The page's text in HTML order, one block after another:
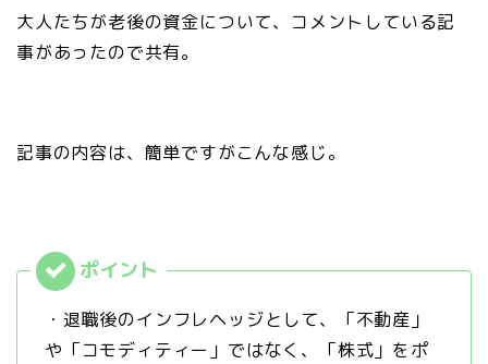
大人たちが老後の資金について、コメントしている記
事があったので共有。
記事の内容は、簡単ですがこんな感じ。
・退職後のインフレヘッジとして、「不動産」
や「コモディティー」ではなく、「株式」をポ